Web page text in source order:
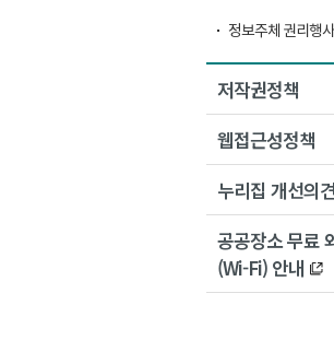
정보주체 권리행
저작권정책
웹접근성정책
누리집 개선의
공공장소 무료
(Wi-Fi) 안내